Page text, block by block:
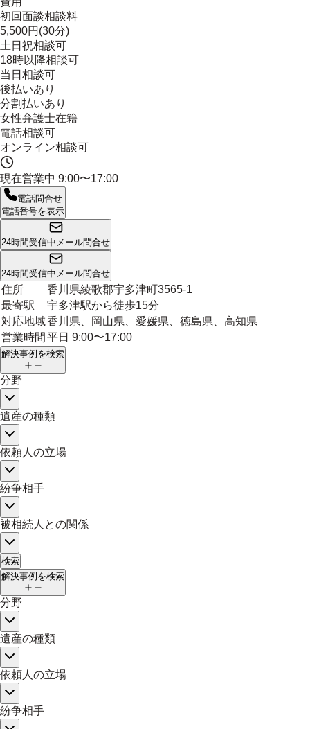
初回面談相談料
5,500円(30分)
土日祝相談可
18時以降相談可
当日相談可
後払いあり
分割払いあり
女性弁護士在籍
電話相談可
オンライン相談可
現在営業中 9:00〜17:00
電話問合せ
電話番号を表示
24時間受信中 メール問合せ
24時間受信中 メール問合せ
住所
香川県綾歌郡宇多津町3565-1
最寄駅
宇多津駅から徒歩15分
対応地域香川県、岡山県、愛媛県、徳島県、高知県
営業時間 平日 9:00〜17:00
解決事例を検索
分野
遺産の種類
依頼人の立場
紛争相手
被相続人との関係
検索
解決事例を検索
分野
遺産の種類
依頼人の立場
紛争相手